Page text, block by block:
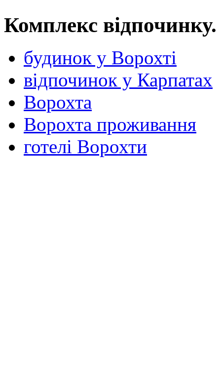
Комплекс
будинок у Ворохті
відпочинок у Карпатах
Ворохта
Ворохта проживання
готелі Ворохти